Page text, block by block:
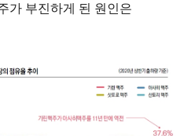
가 부진하게 된 원인은